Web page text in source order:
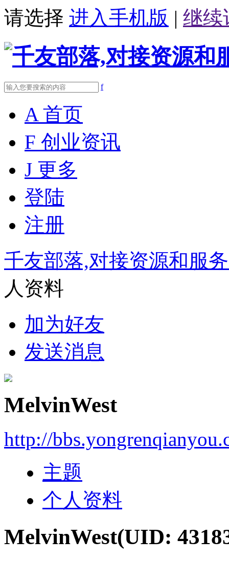
请选择 进入手机版 | 继续
f
A 首页
F 创业资讯
J 更多
登陆
注册
千友部落,对接资源和服
人资料
加为好友
发送消息
MelvinWest
http://
主题
个人资料
MelvinWest(UID: